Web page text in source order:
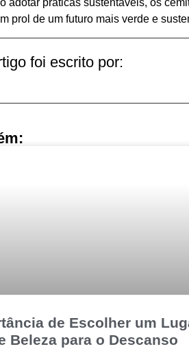
adotar práticas sustentáveis, os
prol de um futuro mais verde e
foi escrito por:
de Escolher um
Beleza para o Descanso